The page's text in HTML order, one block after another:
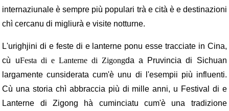
internaziunale è sempre più populari trà e cità è e destinazioni
chì cercanu di migliurà e visite notturne.
L'urighjini di e feste di e lanterne ponu esse tracciate in Cina,
cù uFesta di e Lanterne di Zigongda a Pruvincia di Sichuan
largamente cunsiderata cum'è unu di l'esempii più influenti.
Cù una storia chì abbraccia più di mille anni, u Festival di e
Lanterne di Zigong hà cuminciatu cum'è una tradizione